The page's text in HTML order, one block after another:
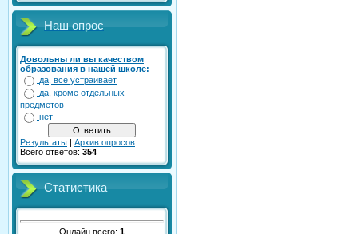
Наш опрос
Довольны ли вы качеством
образования в нашей школе:
да, все устраивает
да, кроме отдельных
предметов
нет
Результаты | Архив опросов
Всего ответов: 354
Статистика
Онлайн всего: 1